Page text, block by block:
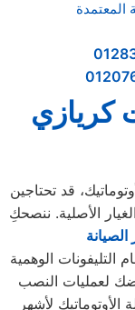
المعتمدة
كريازي
قد تحتاجين
الأصلية. ننصحكِ
الصيانة
التليفونات الوهمية
لأشهر